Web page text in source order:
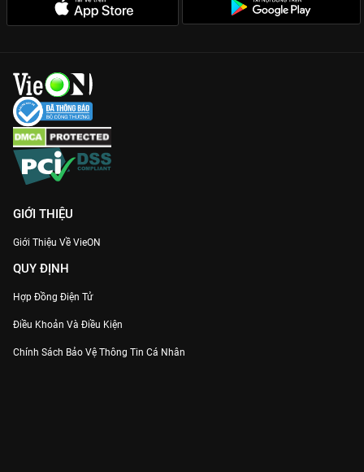
GIỚI THIỆU
Giới Thiệu Về VieON
QUY ĐỊNH
Hợp Đồng Điện Tử
Điều Khoản Và Điều Kiện
Chính Sách Bảo Vệ Thông Tin Cá Nhân